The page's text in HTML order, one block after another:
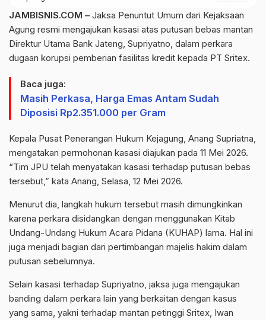
JAMBISNIS.COM – Jaksa Penuntut Umum dari Kejaksaan
Agung resmi mengajukan kasasi atas putusan bebas mantan
Direktur Utama Bank Jateng, Supriyatno, dalam perkara
dugaan korupsi pemberian fasilitas kredit kepada PT Sritex.
Baca juga:
Masih Perkasa, Harga Emas Antam Sudah
Diposisi Rp2.351.000 per Gram
Kepala Pusat Penerangan Hukum Kejagung, Anang Supriatna,
mengatakan permohonan kasasi diajukan pada 11 Mei 2026.
“Tim JPU telah menyatakan kasasi terhadap putusan bebas
tersebut,” kata Anang, Selasa, 12 Mei 2026.
Menurut dia, langkah hukum tersebut masih dimungkinkan
karena perkara disidangkan dengan menggunakan Kitab
Undang-Undang Hukum Acara Pidana (KUHAP) lama. Hal ini
juga menjadi bagian dari pertimbangan majelis hakim dalam
putusan sebelumnya.
Selain kasasi terhadap Supriyatno, jaksa juga mengajukan
banding dalam perkara lain yang berkaitan dengan kasus
yang sama, yakni terhadap mantan petinggi Sritex, Iwan